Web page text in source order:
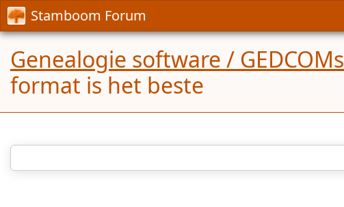
Stamboom Forum
Genealogie software / GEDCOMs
format is het beste